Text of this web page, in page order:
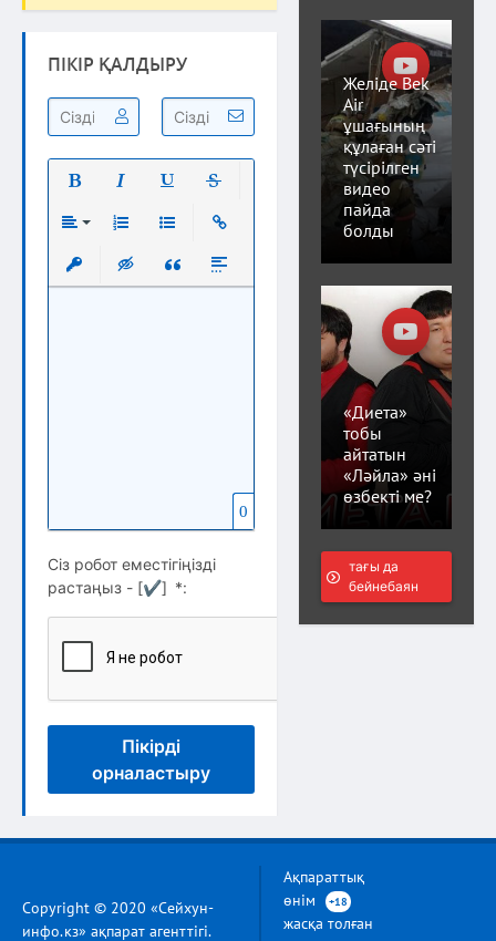
ПІКІР ҚАЛДЫРУ
Вставить защищенную ссылку
Вставка скрытого текста
Вставка цитаты
Вставка спойлера
0
Сіз робот еместігіңізді
растаңыз - [✔] *:
Пікірді
орналастыру
Желіде Bek
Air
ұшағының
құлаған сәті
түсірілген
видео
пайда
болды
«Диета»
тобы
айтатын
«Ләйла» әні
өзбекті ме?
тағы да
бейнебаян
Copyright © 2020 «Сейхун-
инфо.кз» ақпарат агенттігі.
Ақпараттық
өнім
+18
жасқа толған